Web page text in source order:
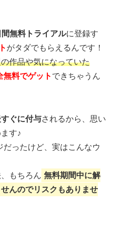
無料トライアルに登録す
がタダでもらえるんです！
作品や気になっていた
無料でゲット できちゃうん
ぐに付与されるから、思い
す♪
だったけど、実はこんなウ
もちろん 無料期間中に解
んのでリスクもありませ